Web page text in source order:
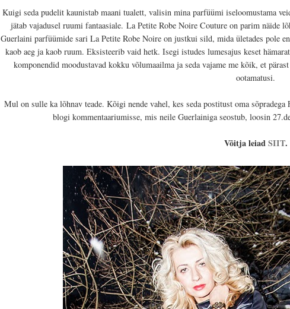
Kuigi seda pudelit kaunistab maani tualett, valisin mina parfüümi iseloomustama
jätab vajadusel ruumi fantaasiale. La Petite Robe Noire Couture on parim näide
Guerlaini parfüümide sari La Petite Robe Noire on justkui sild, mida ületades pole
kaob aeg ja kaob ruum. Eksisteerib vaid hetk. Isegi istudes lumesajus keset
komponendid moodustavad kokku võlumaailma ja seda vajame me kõik, et
ootamatusi.
Mul on sulle ka lõhnav teade. Kõigi nende vahel, kes seda postitust oma
blogi kommentaariumisse, mis neile Guerlainiga seostub, loosin
Võitja leiadSIIT.